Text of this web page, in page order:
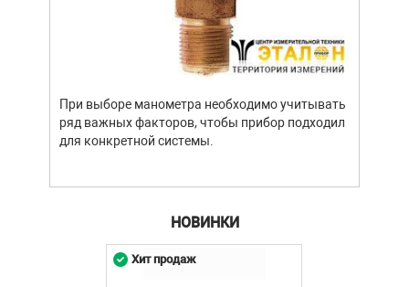
При выборе манометра необходимо учитывать
ряд важных факторов, чтобы прибор подходил
для конкретной системы.
НОВИНКИ
Хит продаж